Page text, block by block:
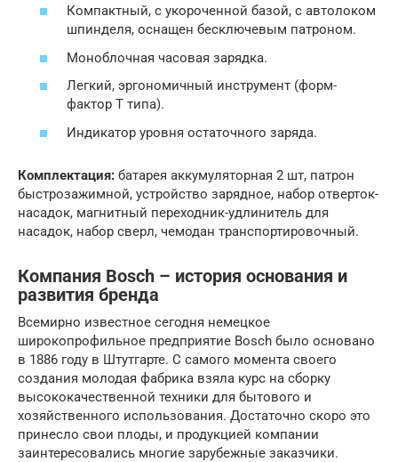
Компактный, с укороченной базой, с автолоком
шпинделя, оснащен бесключевым патроном.
Моноблочная часовая зарядка.
Легкий, эргономичный инструмент (форм-
фактор Т типа).
Индикатор уровня остаточного заряда.
Комплектация: батарея аккумуляторная 2 шт, патрон
быстрозажимной, устройство зарядное, набор отверток-
насадок, магнитный переходник-удлинитель для
насадок, набор сверл, чемодан транспортировочный.
Компания Bosch – история основания и
развития бренда
Всемирно известное сегодня немецкое
широкопрофильное предприятие Bosch было основано
в 1886 году в Штутгарте. С самого момента своего
создания молодая фабрика взяла курс на сборку
высококачественной техники для бытового и
хозяйственного использования. Достаточно скоро это
принесло свои плоды, и продукцией компании
заинтересовались многие зарубежные заказчики.